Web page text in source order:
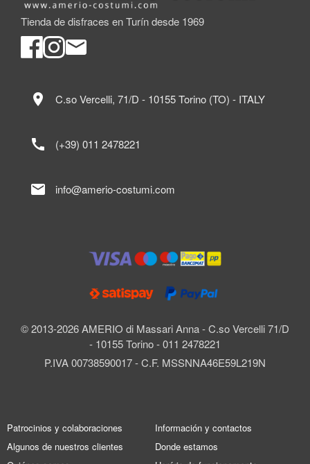
Tienda de disfraces en Turín desde 1969
© 2013-2026 AMERIO di Massari Anna - C.so Vercelli 71/D
- 10155 Torino - 011 2478221
P.IVA 00738590017 - C.F. MSSNNA46E59L219N
location_on C.so Vercelli, 71/D - 10155 Torino (TO) - ITALY
call (+39) 011 2478221
mail info@amerio-costumi.com
Patrocinios y colaboraciones
Algunos de nuestros clientes
Información y contactos
Donde estamos